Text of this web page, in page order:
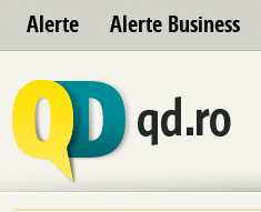
Alerte Alerte Business